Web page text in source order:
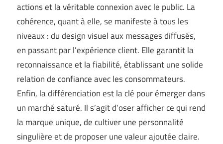
actions et la véritable connexion avec le public. La
cohérence, quant à elle, se manifeste à tous les
niveaux : du design visuel aux messages diffusés,
en passant par l’expérience client. Elle garantit la
reconnaissance et la fiabilité, établissant une solide
relation de confiance avec les consommateurs.
Enfin, la différenciation est la clé pour émerger dans
un marché saturé. Il s’agit d’oser afficher ce qui rend
la marque unique, de cultiver une personnalité
singulière et de proposer une valeur ajoutée claire.